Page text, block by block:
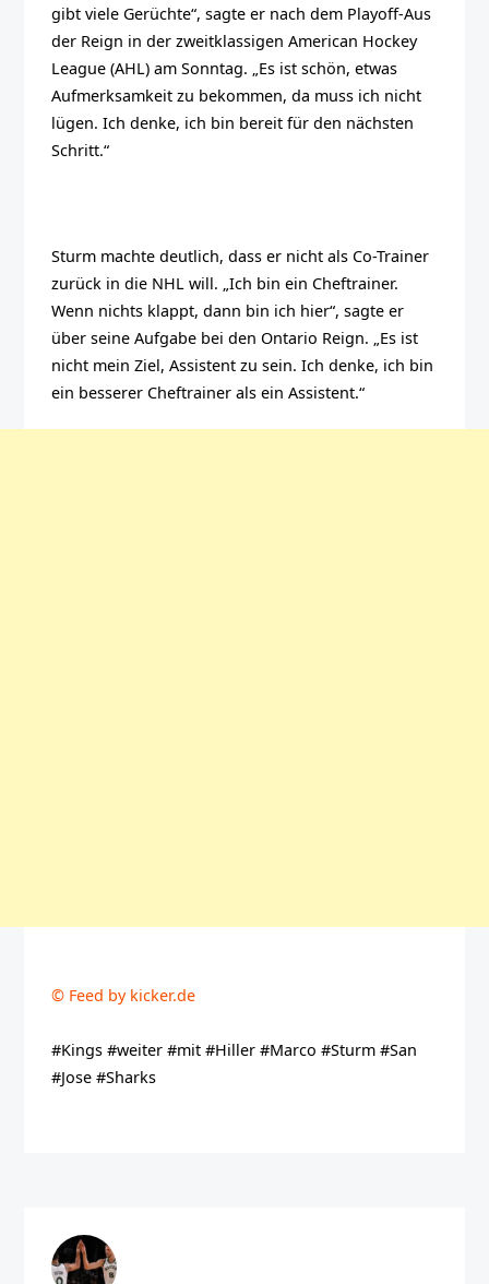
gibt viele Gerüchte“, sagte er nach dem Playoff-Aus
der Reign in der zweitklassigen American Hockey
League (AHL) am Sonntag. „Es ist schön, etwas
Aufmerksamkeit zu bekommen, da muss ich nicht
lügen. Ich denke, ich bin bereit für den nächsten
Schritt.“
Sturm machte deutlich, dass er nicht als Co-Trainer
zurück in die NHL will. „Ich bin ein Cheftrainer.
Wenn nichts klappt, dann bin ich hier“, sagte er
über seine Aufgabe bei den Ontario Reign. „Es ist
nicht mein Ziel, Assistent zu sein. Ich denke, ich bin
ein besserer Cheftrainer als ein Assistent.“
© Feed by kicker.de
#Kings #weiter #mit #Hiller #Marco #Sturm #San
#Jose #Sharks